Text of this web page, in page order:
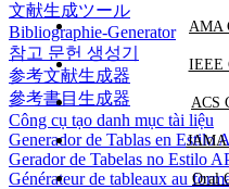
文献生成ツール
Bibliographie-Generator
참고 문헌 생성기
参考文献生成器
參考書目生成器
Công cụ tạo danh mục tài liệu
Generador de Tablas en Estilo
Gerador de Tabelas no Estilo
Générateur de tableaux au
AMA
IEEE
ACS
JAMA
Oral